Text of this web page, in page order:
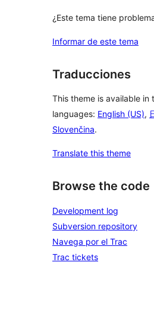
¿Este tema tiene
Informar de este tema
Traducciones
This theme is available in
languages: English (US),
Slovenčina.
Translate this theme
Browse the code
Development log
Subversion repository
Navega por el Trac
Trac tickets